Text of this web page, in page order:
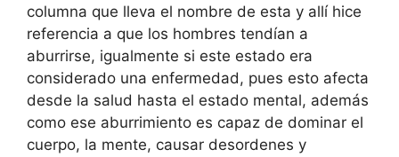
columna que lleva el nombre de esta y allí hice
referencia a que los hombres tendían a
aburrirse, igualmente si este estado era
considerado una enfermedad, pues esto afecta
desde la salud hasta el estado mental, además
como ese aburrimiento es capaz de dominar el
cuerpo, la mente, causar desordenes y